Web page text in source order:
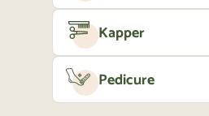
Kapper
Pedicure